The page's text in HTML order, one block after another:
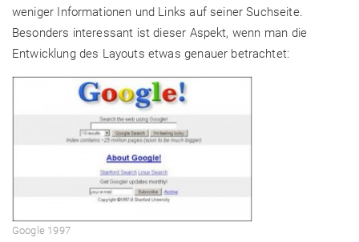
weniger Informationen und Links auf seiner Suchseite.
Besonders interessant ist dieser Aspekt, wenn man die
Entwicklung des Layouts etwas genauer betrachtet:
Google 1997